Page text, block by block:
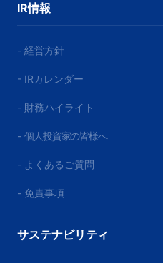
IR情報
- 経営方針
- IRカレンダー
- 財務ハイライト
- 個人投資家の皆様へ
- よくあるご質問
- 免責事項
サステナビリティ